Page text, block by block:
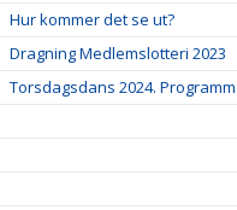
Hur kommer det se ut?
Dragning Medlemslotteri 2023
Torsdagsdans 2024.